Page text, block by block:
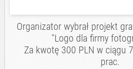
Organizator wybrał projekt
"Logo dla firmy
Za kwotę 300 PLN w ciągu
prac.